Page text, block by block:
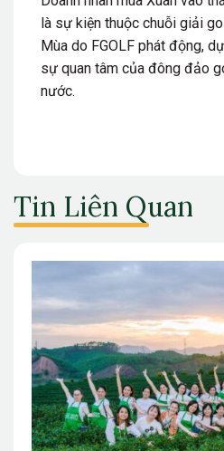
là sự kiện thuộc chuỗi giải
Mùa do FGOLF phát động,
sự quan tâm của đông đảo
nước.
Tin Liên Quan